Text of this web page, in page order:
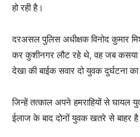
हो रही है।
दरअसल पुलिस अधीक्षक विनोद कुमार
कर कुशीनगर लौट रहे थे, वह जब कसया
देखा की बाईक सवार दो युवक दुर्घटना
जिन्हें तत्काल अपने हमराहियों से घायल
ईलाज के बाद दोनों युवक खतरे से बाहर